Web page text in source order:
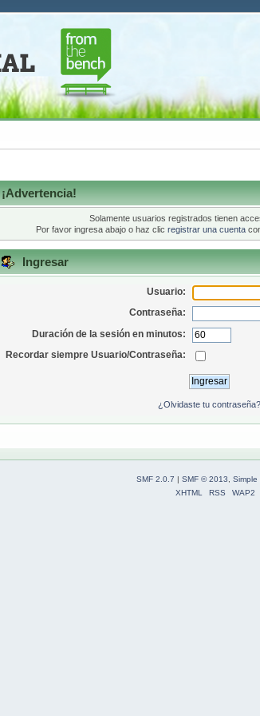
¡Advertencia!
Solamente usuarios registrados tienen
Por favor ingresa abajo o haz clicregistrar una cuenta
Ingresar
Usuario:
Contraseña:
Duración de la sesión en minutos:
Recordar siempre Usuario/Contraseña:
¿Olvidaste tu contraseña?
SMF 2.0.7 | SMF © 2013
Simple
XHTML
RSS WAP2